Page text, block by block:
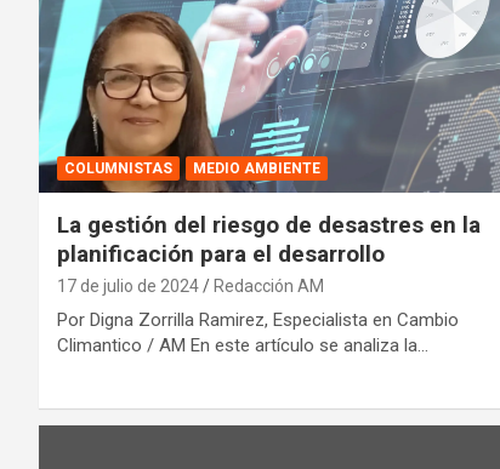
COLUMNISTAS MEDIO AMBIENTE
La gestión del riesgo de desastres en la
planificación para el desarrollo
17 de julio de 2024 Redacción AM
Por Digna Zorrilla Ramirez, Especialista en Cambio
Climantico / AM En este artículo se analiza la…